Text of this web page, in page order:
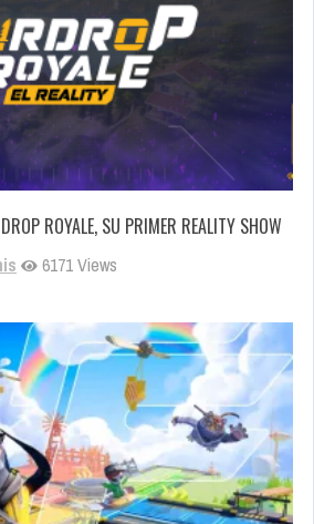
ROYALE, SU PRIMER REALITY SHOW
6171 Views